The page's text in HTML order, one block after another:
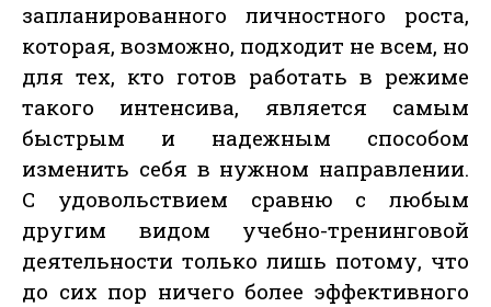
запланированного личностного роста,
которая, возможно, подходит не всем, но
для тех, кто готов работать в режиме
такого интенсива, является самым
быстрым и надежным способом
изменить себя в нужном направлении.
С удовольствием сравню с любым
другим видом учебно-тренинговой
деятельности только лишь потому, что
до сих пор ничего более эффективного